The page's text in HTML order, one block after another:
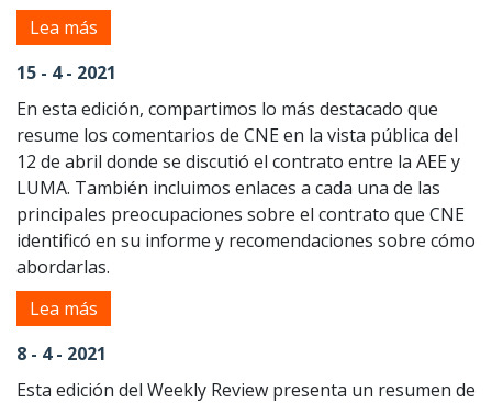
Lea más
15 - 4 - 2021
En esta edición, compartimos lo más destacado que
resume los comentarios de CNE en la vista pública del
12 de abril donde se discutió el contrato entre la AEE y
LUMA. También incluimos enlaces a cada una de las
principales preocupaciones sobre el contrato que CNE
identificó en su informe y recomendaciones sobre cómo
abordarlas.
Lea más
8 - 4 - 2021
Esta edición del Weekly Review presenta un resumen de